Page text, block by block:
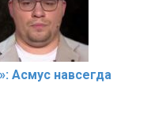
Асмус навсегда